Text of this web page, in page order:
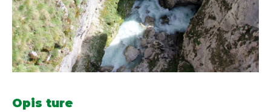
Opis ture